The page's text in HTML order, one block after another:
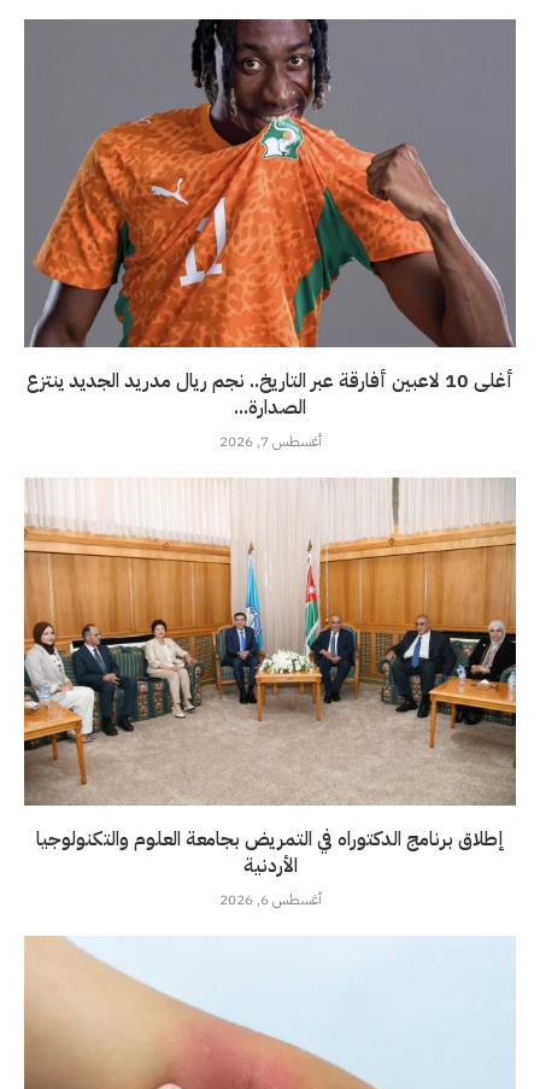
أغلى 10 لاعبين أفارقة عبر التاريخ.. نجم ريال مدريد الجديد ينتزع
الصدارة...
أغسطس 7, 2026
إطلاق برنامج الدكتوراه في التمريض بجامعة العلوم والتكنولوجيا
الأردنية
أغسطس 6, 2026